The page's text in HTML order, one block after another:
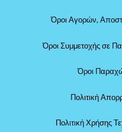
Όροι Αγορών,
Όροι Συμμετοχής σε
Όροι
Πολιτική
Πολιτική Χρήσης